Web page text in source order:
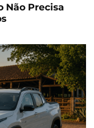
Não Precisa